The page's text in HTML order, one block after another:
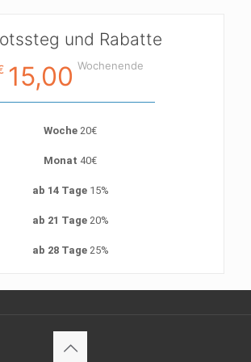
und Rabatte
15,00 Wochenende
Woche 20€
Monat 40€
ab 14 Tage15%
ab 21 Tage20%
ab 28 Tage25%